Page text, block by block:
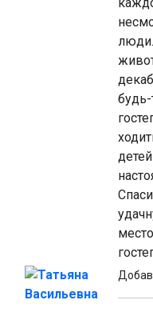
Татьяна
Васильевна